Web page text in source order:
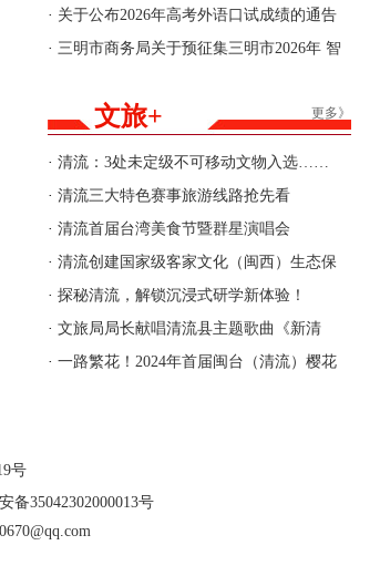
· 关于公布2026年高考外语口试成绩的通告
· 三明市商务局关于预征集三明市2026年 智
更多》
文旅+
· 清流：3处未定级不可移动文物入选……
· 清流三大特色赛事旅游线路抢先看
· 清流首届台湾美食节暨群星演唱会
· 清流创建国家级客家文化（闽西）生态保
护区“官宣”
· 探秘清流，解锁沉浸式研学新体验！
· 文旅局局长献唱清流县主题歌曲《新清
流》！
· 一路繁花！2024年首届闽台（清流）樱花
号
备35042302000013号